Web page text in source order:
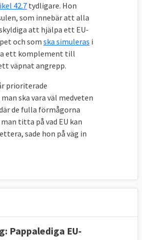
42.7tydligare. Hon
som innebär att alla
att hjälpa ett EU-
och som ska simuleras i
ett komplement till
väpnat angrepp.
prioriterade
ska vara väl medveten
de fulla förmågorna
titta på vad EU kan
sade hon på väg in
Pappalediga EU-